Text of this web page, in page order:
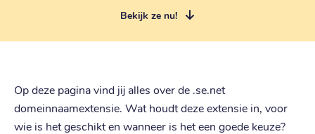
Bekijk ze nu!
Op deze pagina vind jij alles over de .se.net
domeinnaamextensie. Wat houdt deze extensie in, voor
wie is het geschikt en wanneer is het een goede keuze?